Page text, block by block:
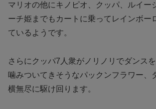
マリオの他にキノピオ、クッパ、ルイー
ーチ姫までもカートに乗ってレインボー
ているようです。
さらにクッパ7人衆がノリノリでダンスを
噛みついてきそうなパックンフラワー、
横無尽に駆け回ります。